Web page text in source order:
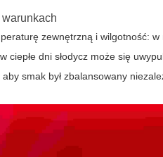
zewnętrzną i wilgotność:
ciepłe dni słodycz może się
smak był zbalansowany